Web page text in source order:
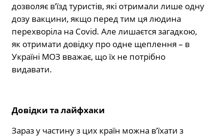
дозволяє в’їзд туристів, які отримали лише одну
дозу вакцини, якщо перед тим ця людина
перехворіла на Covid. Але лишаєтся загадкою,
як отримати довідку про одне щеплення – в
Україні МОЗ вважає, що їх не потрібно
видавати.
Довідки та лайфхаки
Зараз у частину з цих країн можна в’їхати з